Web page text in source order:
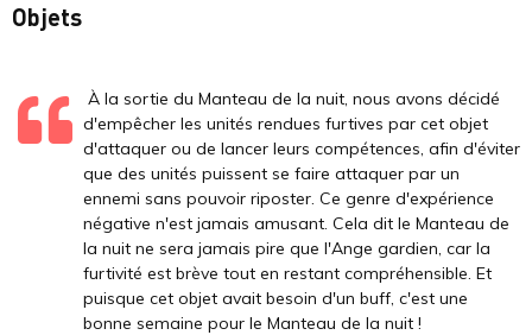
Objets
À la sortie du Manteau de la nuit, nous avons décidé
d'empêcher les unités rendues furtives par cet objet
d'attaquer ou de lancer leurs compétences, afin d'éviter
que des unités puissent se faire attaquer par un
ennemi sans pouvoir riposter. Ce genre d'expérience
négative n'est jamais amusant. Cela dit le Manteau de
la nuit ne sera jamais pire que l'Ange gardien, car la
furtivité est brève tout en restant compréhensible. Et
puisque cet objet avait besoin d'un buff, c'est une
bonne semaine pour le Manteau de la nuit !